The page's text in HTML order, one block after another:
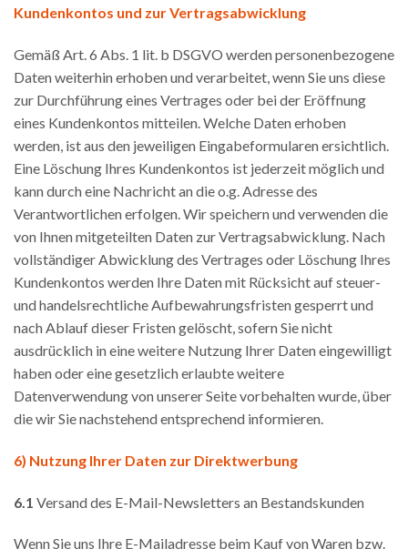
Kundenkontos und zur Vertragsabwicklung
Gemäß Art. 6 Abs. 1 lit. b DSGVO werden personenbezogene
Daten weiterhin erhoben und verarbeitet, wenn Sie uns diese
zur Durchführung eines Vertrages oder bei der Eröffnung
eines Kundenkontos mitteilen. Welche Daten erhoben
werden, ist aus den jeweiligen Eingabeformularen ersichtlich.
Eine Löschung Ihres Kundenkontos ist jederzeit möglich und
kann durch eine Nachricht an die o.g. Adresse des
Verantwortlichen erfolgen. Wir speichern und verwenden die
von Ihnen mitgeteilten Daten zur Vertragsabwicklung. Nach
vollständiger Abwicklung des Vertrages oder Löschung Ihres
Kundenkontos werden Ihre Daten mit Rücksicht auf steuer-
und handelsrechtliche Aufbewahrungsfristen gesperrt und
nach Ablauf dieser Fristen gelöscht, sofern Sie nicht
ausdrücklich in eine weitere Nutzung Ihrer Daten eingewilligt
haben oder eine gesetzlich erlaubte weitere
Datenverwendung von unserer Seite vorbehalten wurde, über
die wir Sie nachstehend entsprechend informieren.
6) Nutzung Ihrer Daten zur Direktwerbung
6.1 Versand des E-Mail-Newsletters an Bestandskunden
Wenn Sie uns Ihre E-Mailadresse beim Kauf von Waren bzw.